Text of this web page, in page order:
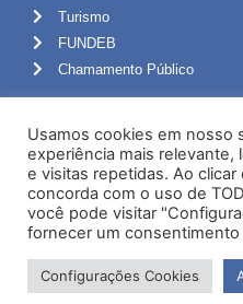
Turismo
FUNDEB
Chamamento Público
Portal do Servidor
Webmail
Administração
Usamos cookies em nosso
experiência mais relevante,
e visitas repetidas. Ao clicar
concorda com o uso de
você pode visitar
fornecer um consentimento
Configurações Cookies